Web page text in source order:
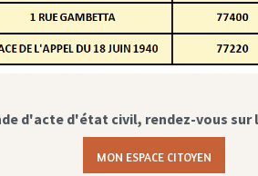
d'acte d'état civil, rendez-vous sur
MON ESPACE CITOYEN